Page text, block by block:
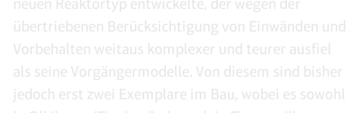
neuen Reaktortyp entwickelte, der wegen der
übertriebenen Berücksichtigung von Einwänden und
Vorbehalten weitaus komplexer und teurer ausfiel
als seine Vorgängermodelle. Von diesem sind bisher
jedoch erst zwei Exemplare im Bau, wobei es sowohl